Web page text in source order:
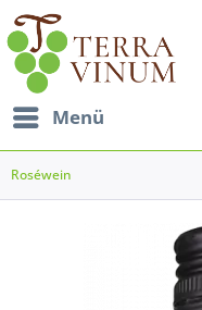
Menü
Roséwein